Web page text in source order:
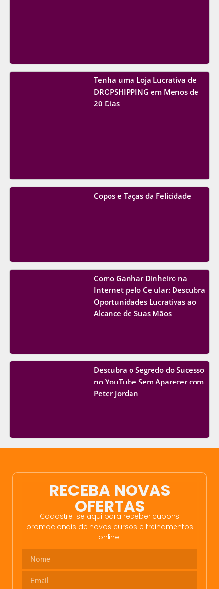
Tenha uma Loja Lucrativa de
DROPSHIPPING em Menos de
20 Dias
Copos e Taças da Felicidade
Como Ganhar Dinheiro na
Internet pelo Celular: Descubra
Oportunidades Lucrativas ao
Alcance de Suas Mãos
Descubra o Segredo do Sucesso
no YouTube Sem Aparecer com
Peter Jordan
RECEBA NOVAS
OFERTAS
Cadastre-se aqui para receber cupons
promocionais de novos cursos e treinamentos
online.